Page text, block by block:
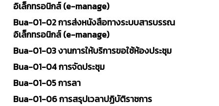
อิเล็กทรอนิกส์ (e-manage)
Bua-01-02 การส่งหนังสือทางระบบสารบรรณ
อิเล็กทรอนิกส์ (e-manage)
Bua-01-03 งานการให้บริการขอใช้ห้องประชุม
Bua-01-04 การจัดประชุม
Bua-01-05 การลา
Bua-01-06 การสรุปเวลาปฏิบัติราชการ